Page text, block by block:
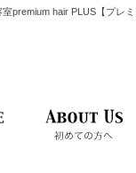
premium hair PLUS【プレミ